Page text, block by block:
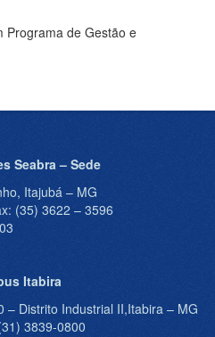
Programa de Gestão e
Seabra – Sede
Itajubá – MG
(35) 3622 – 3596
Itabira
– Distrito Industrial II,Itabira – MG
3839-0800